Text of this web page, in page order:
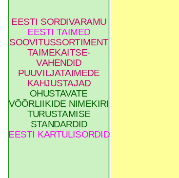
EESTI SORDIVARAMU
EESTI TAIMED
SOOVITUSSORTIMENT
TAIMEKAITSE-
VAHENDID
PUUVILJATAIMEDE
KAHJUSTAJAD
OHUSTAVATE
VÕÕRLIIKIDE NIMEKIRI
TURUSTAMISE
STANDARDID
EESTI KARTULISORDID